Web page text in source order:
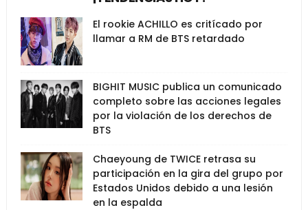
El rookie ACHILLO es critícado por
llamar a RM de BTS retardado
BIGHIT MUSIC publica un comunicado
completo sobre las acciones legales
por la violación de los derechos de
BTS
Chaeyoung de TWICE retrasa su
participación en la gira del grupo por
Estados Unidos debido a una lesión
en la espalda